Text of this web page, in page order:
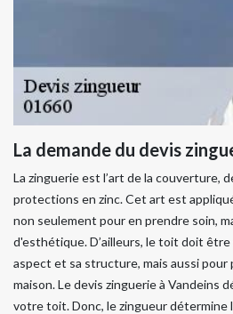
La demande du devis
La zinguerie est l’art de la couverture,
protections en zinc. Cet art est
non seulement pour en prendre soin,
d'esthétique. D’ailleurs, le toit doit
aspect et sa structure, mais aussi pour
maison. Le devis zinguerie à Vandeins
votre toit. Donc, le zingueur détermine